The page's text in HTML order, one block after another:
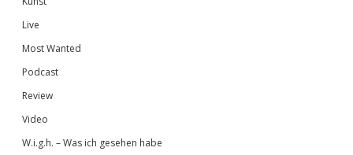
Live
Most Wanted
Podcast
Review
Video
W.i.g.h. – Was ich gesehen habe